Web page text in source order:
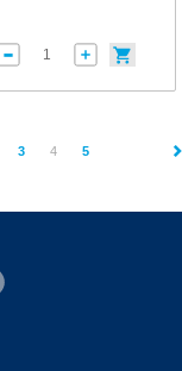
3 4(current)
5